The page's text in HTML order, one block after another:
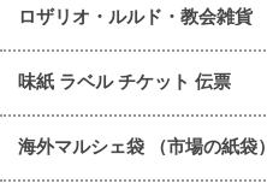
ロザリオ・ルルド・教会雑貨
味紙 ラベル チケット 伝票
海外マルシェ袋 （市場の紙袋）